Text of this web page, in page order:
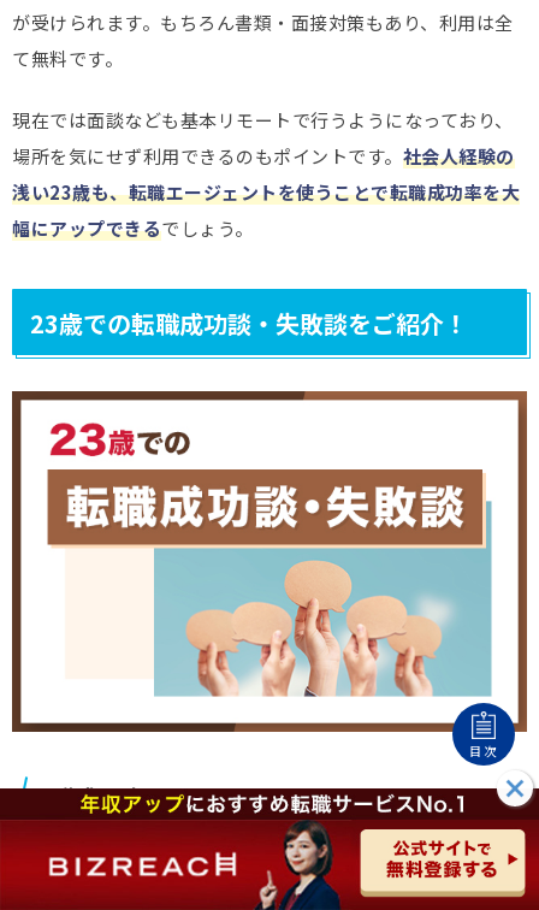
が受けられます。もちろん書類・面接対策もあり、利用は全
て無料です。
現在では面談なども基本リモートで行うようになっており、
場所を気にせず利用できるのもポイントです。 社会人経験の
浅い23歳も、転職エージェントを使うことで転職成功率を大
幅にアップできるでしょう。
23歳での転職成功談・失敗談をご紹介！
転職成功談
ここからは23歳で転職活動を経験し、転職に成功した方のコ
メント(ツイッター)を紹介します。
目次